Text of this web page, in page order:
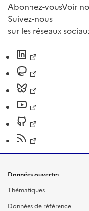
Abonnez-vousVoir
Suivez-nous
sur les réseaux
Données ouvertes
Thématiques
Données de référence